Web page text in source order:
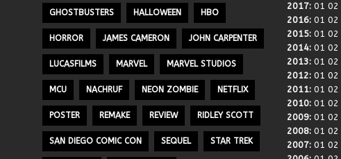
GHOSTBUSTERS HALLOWEEN HBO
HORROR JAMES CAMERON JOHN CARPENTER
LUCASFILMS MARVEL MARVEL STUDIOS
MCU NACHRUF NEON ZOMBIE NETFLIX
POSTER REMAKE REVIEW RIDLEY SCOTT
SAN DIEGO COMIC CON SEQUEL STAR TREK
2017: 01 02
2016: 01 02
2015: 01 02
2014: 01 02
2013: 01 02
2012: 01 02
2011: 01 02
2010: 01 02
2009: 01 02
2008: 01 02
2007: 01 02